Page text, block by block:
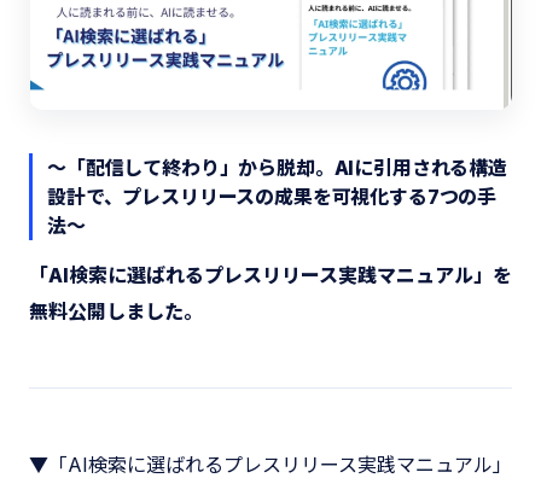
〜「配信して終わり」から脱却。AIに引用される構造
設計で、プレスリリースの成果を可視化する7つの手
法〜
「AI検索に選ばれるプレスリリース実践マニュアル」を
無料公開しました。
▼「AI検索に選ばれるプレスリリース実践マニュアル」